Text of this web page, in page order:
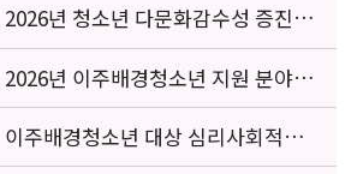
2026년 청소년 다문화감수성 증진
프로그램 「다가감」신청기관 안내
2026년 이주배경청소년 지원 분야
종사자 역량강화 교육 일정 안내
이주배경청소년 대상 심리사회적응
검사 연수동영상 개편 안내